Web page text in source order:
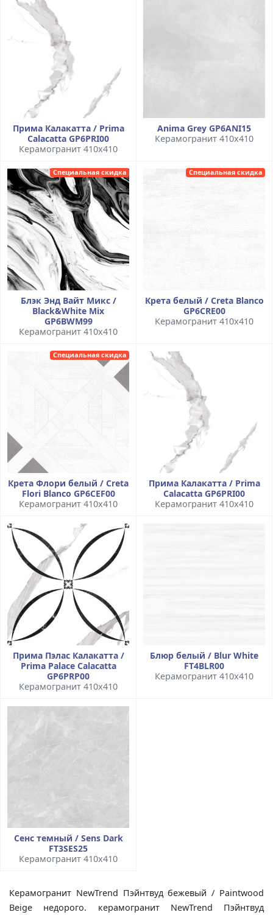
Прима Калакатта / Prima
Calacatta GP6PRI00
Керамогранит 410x410
Anima Grey GP6ANI15
Керамогранит 410x410
Специальная скидка
Блэк Энд Вайт Микс /
Black&White Mix
GP6BWM99
Керамогранит 410x410
Специальная скидка
Крета белый / Creta Blanco
GP6CRE00
Керамогранит 410x410
Специальная скидка
Крета Флори белый / Creta
Flori Blanco GP6CEF00
Керамогранит 410x410
Прима Калакатта / Prima
Calacatta GP6PRI00
Керамогранит 410x410
Прима Пэлас Калакатта /
Prima Palace Calacatta
GP6PRP00
Керамогранит 410x410
Блюр белый / Blur White
FT4BLR00
Керамогранит 410x410
Сенс темный / Sens Dark
FT3SES25
Керамогранит 410x410
Керамогранит NewTrend Пэйнтвуд бежевый / Paintwood
Beige недорого. керамогранит NewTrend Пэйнтвуд